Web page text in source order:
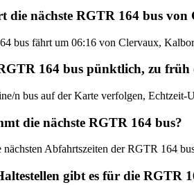
die nächste RGTR 164 bus
bus fährt um 06:16 von Clervaux,
164 bus pünktlich, zu früh
n bus auf der Karte verfolgen,
die nächste RGTR 164 bus?
nächsten Abfahrtszeiten der RGTR 164
gibt es für die RGTR